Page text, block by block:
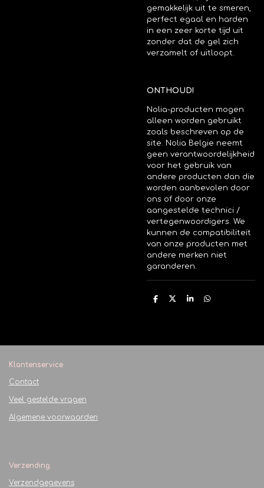
gemakkelijk uit te smeren,
perfect egaal en harden
in een zeer korte tijd uit
zonder dat de gel zich
verzamelt of uitloopt.
ONTHOUD!
Nolia-producten mogen
alleen worden gebruikt
zoals beschreven op de
site.
Nolia Belgie neemt
geen verantwoordelijkheid
voor het gebruik van
andere producten dan die
worden aanbevolen door
ons of door onze
aangestelde technici /
vertegenwoordigers. We
kunnen de compatibiliteit
van onze producten met
andere merken niet
garanderen.
D
D
S
D
Klantenservice
Contact
Veel gestelde vragen
Algemene voorwaarden
Verzending
Verzendgegevens